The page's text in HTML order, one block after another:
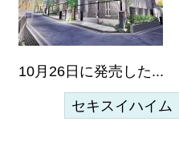
10月26日に発売した...
セキスイハイム